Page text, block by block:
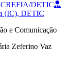
CREFIA/DETIC
(IC), DETIC
e Comunicação
Zeferino Vaz